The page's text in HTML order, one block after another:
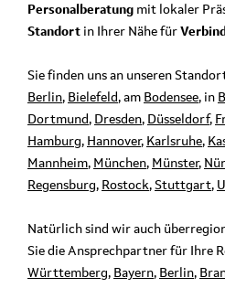
Personalberatung mit lokaler
Standort in Ihrer Nähe für
Sie finden uns an unseren
Berlin, Bielefeld, am Bodensee, in
Dortmund, Dresden, Düsseldorf,
Hamburg, Hannover, Karlsruhe,
Mannheim, München, Münster,
Regensburg, Rostock, Stuttgart,
Natürlich sind wir auch
Sie die Ansprechpartner für Ihre
Württemberg, Bayern, Berlin,